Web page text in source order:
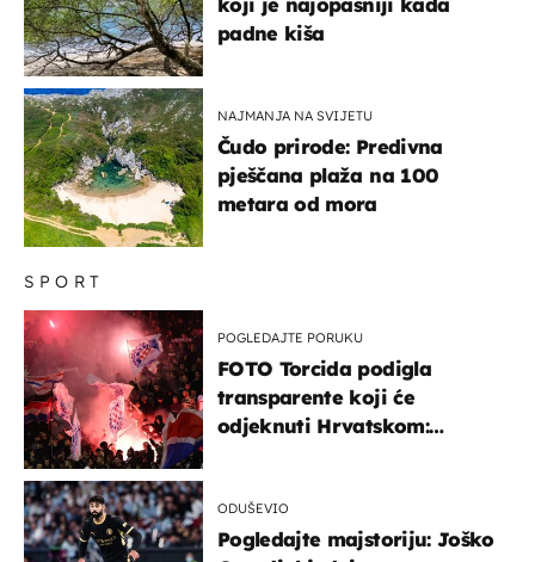
SPORT
POGLEDAJTE PORUKU
FOTO Torcida podigla
transparente koji će
odjeknuti Hrvatskom:
ODUŠEVIO
Pogledajte majstoriju: Joško
padne kiša
NAJMANJA NA SVIJETU
Čudo prirode: Predivna
pješčana plaža na 100
metara od mora